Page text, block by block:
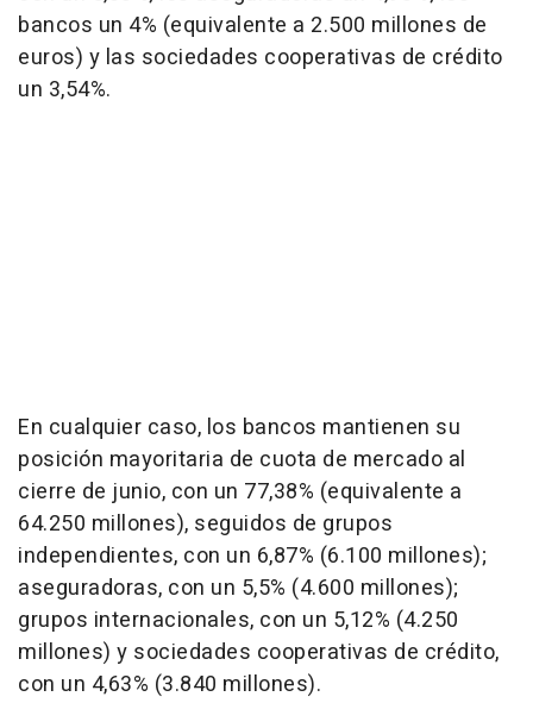
bancos un 4% (equivalente a 2.500 millones de
euros) y las sociedades cooperativas de crédito
un 3,54%.
En cualquier caso, los bancos mantienen su
posición mayoritaria de cuota de mercado al
cierre de junio, con un 77,38% (equivalente a
64.250 millones), seguidos de grupos
independientes, con un 6,87% (6.100 millones);
aseguradoras, con un 5,5% (4.600 millones);
grupos internacionales, con un 5,12% (4.250
millones) y sociedades cooperativas de crédito,
con un 4,63% (3.840 millones).